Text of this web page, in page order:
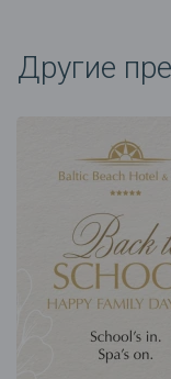
Другие